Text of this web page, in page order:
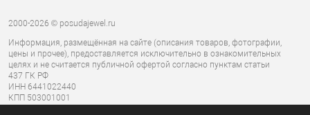
2000-2026 © posudajewel.ru
Информация, размещённая на сайте (описания товаров, фотографии,
цены и прочее), предоставляется исключительно в ознакомительных
целях и не считается публичной офертой согласно пунктам статьи
437 ГК РФ
ИНН 6441022440
КПП 503001001